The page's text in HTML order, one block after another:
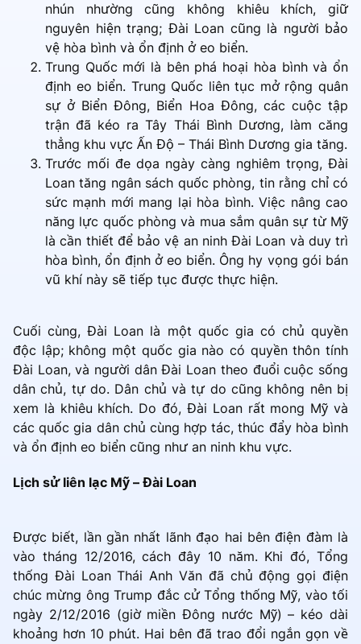
nhún nhường cũng không khiêu khích, giữ
nguyên hiện trạng; Đài Loan cũng là người bảo
vệ hòa bình và ổn định ở eo biển.
Trung Quốc mới là bên phá hoại hòa bình và ổn
định eo biển. Trung Quốc liên tục mở rộng quân
sự ở Biển Đông, Biển Hoa Đông, các cuộc tập
trận đã kéo ra Tây Thái Bình Dương, làm căng
thẳng khu vực Ấn Độ – Thái Bình Dương gia tăng.
Trước mối đe dọa ngày càng nghiêm trọng, Đài
Loan tăng ngân sách quốc phòng, tin rằng chỉ có
sức mạnh mới mang lại hòa bình. Việc nâng cao
năng lực quốc phòng và mua sắm quân sự từ Mỹ
là cần thiết để bảo vệ an ninh Đài Loan và duy trì
hòa bình, ổn định ở eo biển. Ông hy vọng gói bán
vũ khí này sẽ tiếp tục được thực hiện.
Cuối cùng, Đài Loan là một quốc gia có chủ quyền
độc lập; không một quốc gia nào có quyền thôn tính
Đài Loan, và người dân Đài Loan theo đuổi cuộc sống
dân chủ, tự do. Dân chủ và tự do cũng không nên bị
xem là khiêu khích. Do đó, Đài Loan rất mong Mỹ và
các quốc gia dân chủ cùng hợp tác, thúc đẩy hòa bình
và ổn định eo biển cũng như an ninh khu vực.
Lịch sử liên lạc Mỹ – Đài Loan
Được biết, lần gần nhất lãnh đạo hai bên điện đàm là
vào tháng 12/2016, cách đây 10 năm. Khi đó, Tổng
thống Đài Loan Thái Anh Văn đã chủ động gọi điện
chúc mừng ông Trump đắc cử Tổng thống Mỹ, vào tối
ngày 2/12/2016 (giờ miền Đông nước Mỹ) – kéo dài
khoảng hơn 10 phút. Hai bên đã trao đổi ngắn gọn về